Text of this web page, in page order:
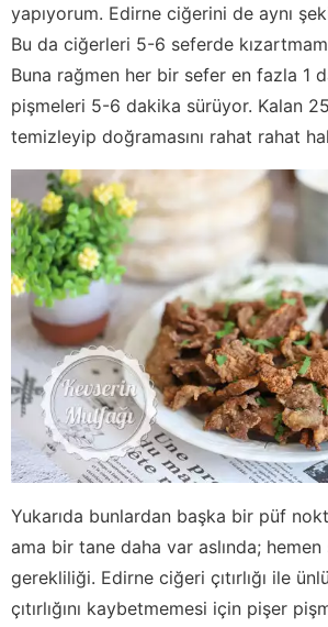
yapıyorum. Edirne ciğerini de aynı
Bu da ciğerleri 5-6 seferde
Buna rağmen her bir sefer en fazla 1
pişmeleri 5-6 dakika sürüyor. Kalan
temizleyip doğramasını rahat rahat
Yukarıda bunlardan başka bir püf
ama bir tane daha var aslında;
gerekliliği. Edirne ciğeri çıtırlığı ile
çıtırlığını kaybetmemesi için pişer